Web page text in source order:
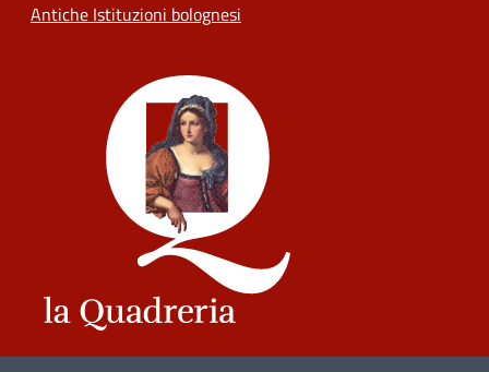
Antiche Istituzioni bolognesi